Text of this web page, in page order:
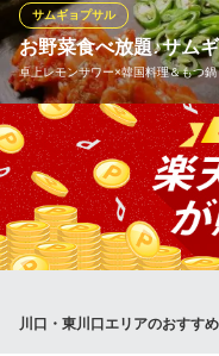
くま☆さん
インドカレー
ＪＲ京浜東北線川口駅
埼玉県川口市幸町2-9-16 1F
お野菜食べ放題♪サム
卓上レモンサワー×韓国料理＆もつ
サムギョプサル
十数種類のお野菜が食べ
油が落ちるのでヘルシー♪
タリ！ たくさんのお野菜
せ、キムチや白髪ネギに
召し上がれ♪おいしいヘル
す！
卓上レモンサワー×韓
川口・東川口エリアのおすす